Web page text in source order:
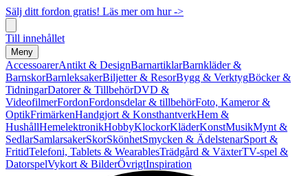
Sälj ditt fordon gratis! Läs mer om hur ->
Till innehållet
Meny
AccessoarerAntikt & DesignBarnartiklarBarnkläder &
BarnskorBarnleksakerBiljetter & ResorBygg & VerktygBöcker &
TidningarDatorer & TillbehörDVD &
VideofilmerFordonFordonsdelar & tillbehörFoto, Kameror &
OptikFrimärkenHandgjort & KonsthantverkHem &
HushållHemelektronikHobbyKlockorKläderKonstMusikMynt &
SedlarSamlarsakerSkorSkönhetSmycken & ÄdelstenarSport &
FritidTelefoni, Tablets & WearablesTrädgård & VäxterTV-spel &
DatorspelVykort & BilderÖvrigtInspiration